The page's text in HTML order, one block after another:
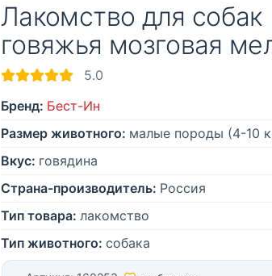
Лакомство для
говяжья мозговая
5.0
Бренд: Бест-Ин
Размер животного: малые породы (4-10
Вкус: говядина
Страна-производитель: Россия
Тип товара: лакомство
Тип животного: собака